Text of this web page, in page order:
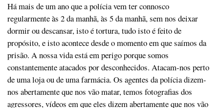
Há mais de um ano que a polícia vem ter connosco
regularmente às 2 da manhã, às 5 da manhã, sem nos deixar
dormir ou descansar, isto é tortura, tudo isto é feito de
propósito, e isto acontece desde o momento em que saímos da
prisão. A nossa vida está em perigo porque somos
constantemente atacados por desconhecidos. Atacam-nos perto
de uma loja ou de uma farmácia. Os agentes da polícia dizem-
nos abertamente que nos vão matar, temos fotografias dos
agressores, vídeos em que eles dizem abertamente que nos vão